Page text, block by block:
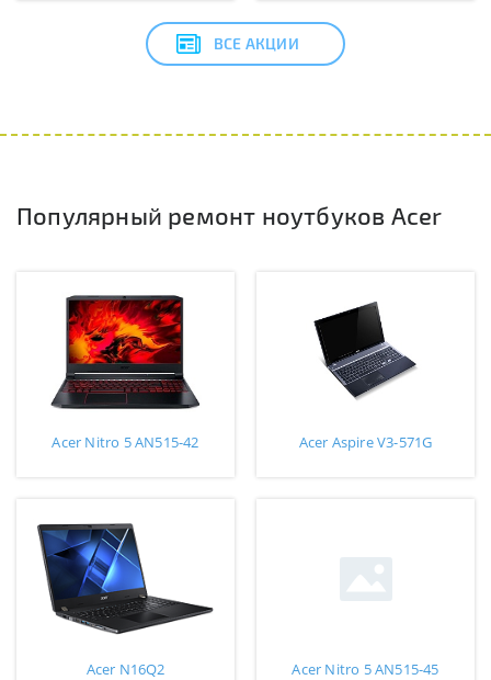
ВСЕ АКЦИИ
Популярный ремонт ноутбуков Acer
Acer Nitro 5 AN515-42 Acer Aspire V3-571G
Acer N16Q2 Acer Nitro 5 AN515-45